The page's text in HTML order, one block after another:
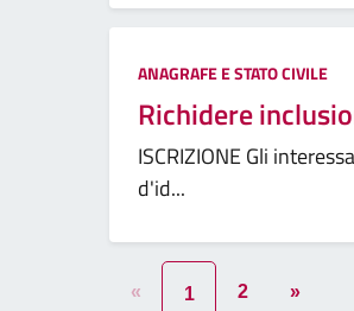
ANAGRAFE E STATO CIVILE
Richidere
ISCRIZIONE Gli
d'id...
« 1 2 »